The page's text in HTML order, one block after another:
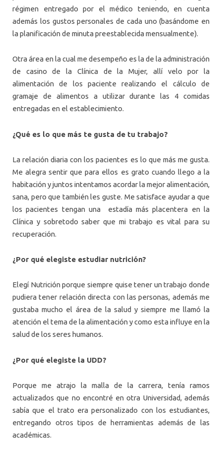
régimen entregado por el médico teniendo, en cuenta
además los gustos personales de cada uno (basándome en
la planificación de minuta preestablecida mensualmente).
Otra área en la cual me desempeño es la de la administración
de casino de la Clínica de la Mujer, allí velo por la
alimentación de los paciente realizando el cálculo de
gramaje de alimentos a utilizar durante las 4 comidas
entregadas en el establecimiento.
¿Qué es lo que más te gusta de tu trabajo?
La relación diaria con los pacientes es lo que más me gusta.
Me alegra sentir que para ellos es grato cuando llego a la
habitación y juntos intentamos acordar la mejor alimentación,
sana, pero que también les guste. Me satisface ayudar a que
los pacientes tengan una estadía más placentera en la
Clínica y sobretodo saber que mi trabajo es vital para su
recuperación.
¿Por qué elegiste estudiar nutrición?
Elegí Nutrición porque siempre quise tener un trabajo donde
pudiera tener relación directa con las personas, además me
gustaba mucho el área de la salud y siempre me llamó la
atención el tema de la alimentación y como esta influye en la
salud de los seres humanos.
¿Por qué elegiste la UDD?
Porque me atrajo la malla de la carrera, tenía ramos
actualizados que no encontré en otra Universidad, además
sabía que el trato era personalizado con los estudiantes,
entregando otros tipos de herramientas además de las
académicas.